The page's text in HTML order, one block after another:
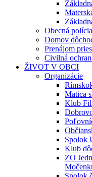
Obecná polícia
Domov
Prenájom
Civilná
ŽIVOT V OBCI
Organizácie
Matica
Klub
Spolok
Klub
ZO